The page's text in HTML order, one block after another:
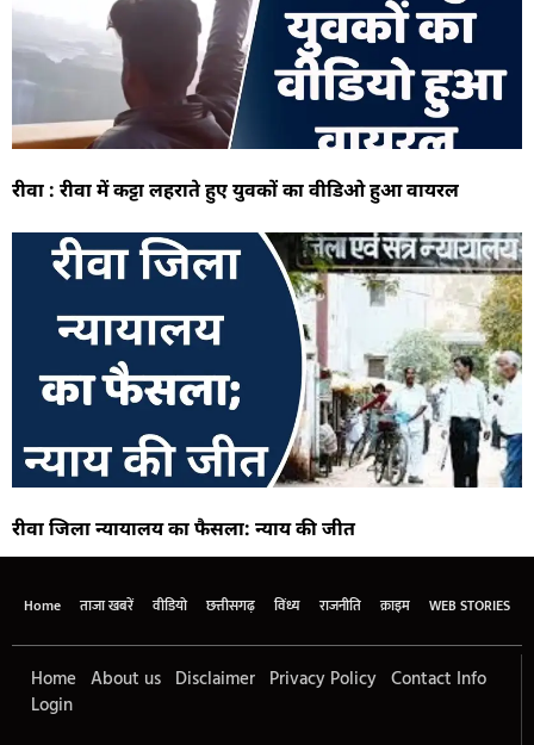
रीवा : रीवा में कट्टा लहराते हुए युवकों का वीडिओ हुआ वायरल
रीवा जिला न्यायालय का फैसला: न्याय की जीत
Home ताजा खबरें वीडियो छत्तीसगढ़ विंध्य राजनीति क्राइम WEB STORIES
Home About us Disclaimer Privacy Policy Contact Info
Login